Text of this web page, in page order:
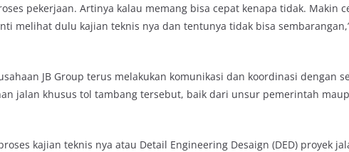
pekerjaan. Artinya kalau memang bisa cepat kenapa tidak. Makin
melihat dulu kajian teknis nya dan tentunya tidak bisa
JB Group terus melakukan komunikasi dan koordinasi dengan
jalan khusus tol tambang tersebut, baik dari unsur pemerintah
kajian teknis nya atau Detail Engineering Desaign (DED) proyek